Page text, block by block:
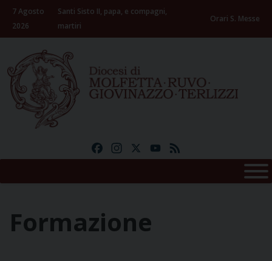
Skip
content
7 Agosto
2026
Santi Sisto II, papa, e compagni,
martiri
Orari S. Messe
FacebookInstagramYouTube
Formazione